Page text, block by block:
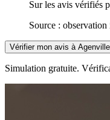
Sur les avis vérifiés
Source :
Vérifier mon avis à Agenville
Simulation gratuite.